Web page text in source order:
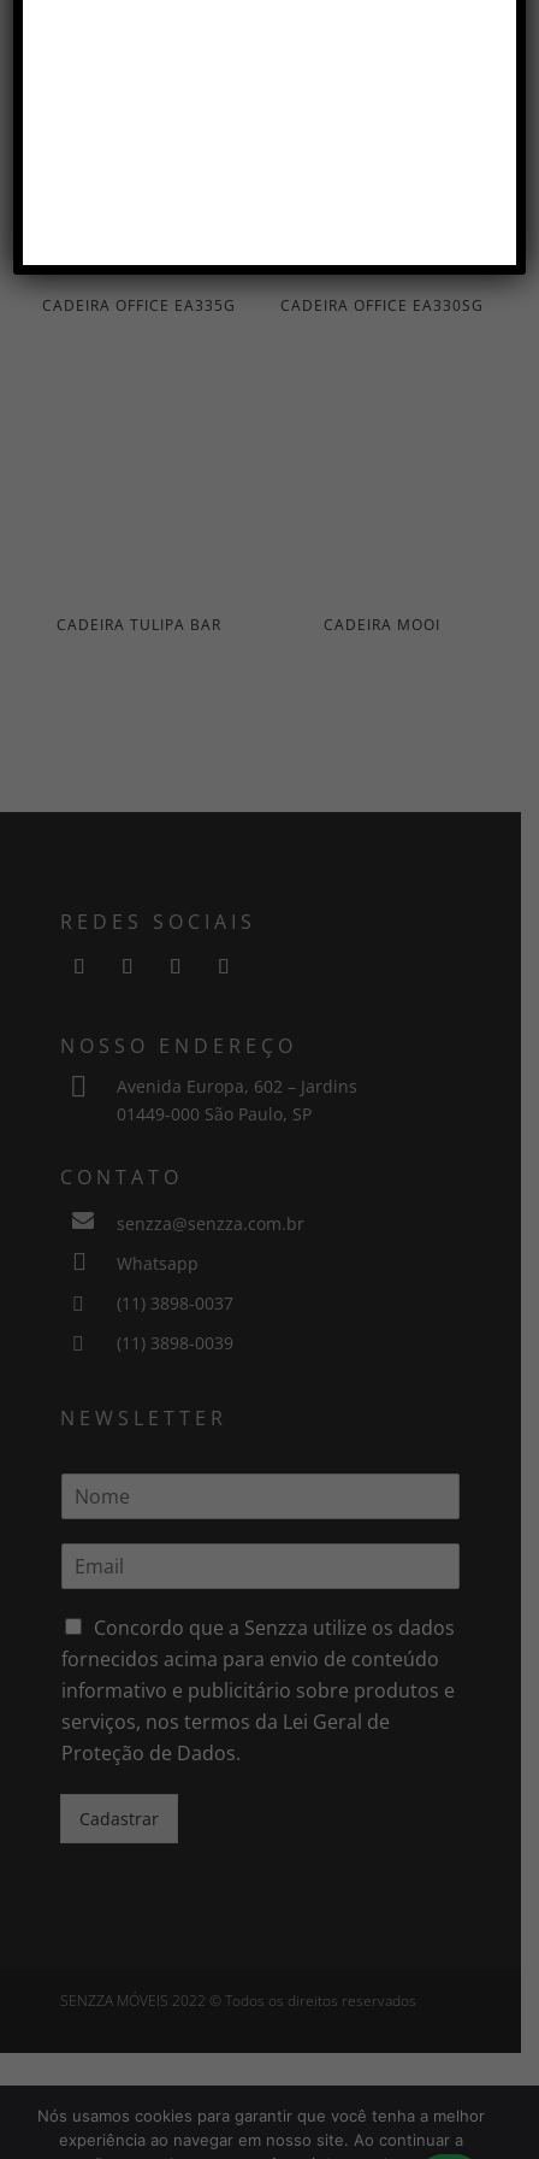
CADEIRA OFFICE EA335G CADEIRA OFFICE EA330SG
CADEIRA TULIPA BAR CADEIRA MOOI
REDES SOCIAIS
NOSSO ENDEREÇO

Avenida Europa, 602 – Jardins
01449-000 São Paulo, SP
CONTATO
 senzza@senzza.com.br
 Whatsapp
 (11) 3898-0037
 (11) 3898-0039
NEWSLETTER
m
i
l
*
Concordo que a Senzza utilize os dados
fornecidos acima para envio de conteúdo
informativo e publicitário sobre produtos e
serviços, nos termos da Lei Geral de
Proteção de Dados.
Cadastrar
SENZZA MÓVEIS 2022 © Todos os direitos reservados
Nós usamos cookies para garantir que você tenha a melhor
experiência ao navegar em nosso site. Ao continuar a